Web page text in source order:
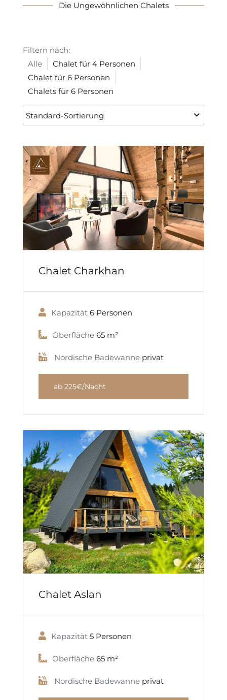
Die Ungewöhnlichen Chalets
Filtern nach:
Alle
Chalet für 4 Personen
Chalet für 6 Personen
Chalets für 6 Personen
Chalet Charkhan
Kapazität 6 Personen
Oberfläche 65 m²
Nordische Badewanne privat
ab 225€/Nacht
Chalet Aslan
Kapazität 5 Personen
Oberfläche 65 m²
Nordische Badewanne privat